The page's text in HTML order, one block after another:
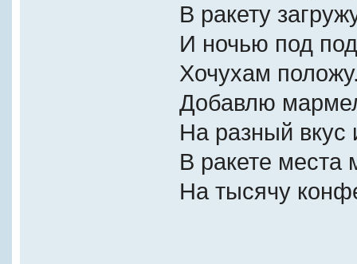
В ракету
И ночью под
Хочухам
Добавлю
На разный вкус
В ракете места
На тысячу